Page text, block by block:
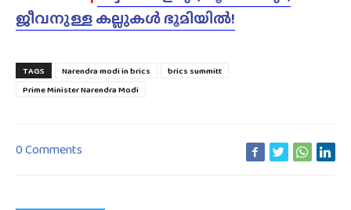
ജീവനുള്ള കല്ലുകൾ ഭൂമിയിൽ!
TAGS Narendra modi in brics
brics summitt
Prime Minister Narendra Modi
0 Comments